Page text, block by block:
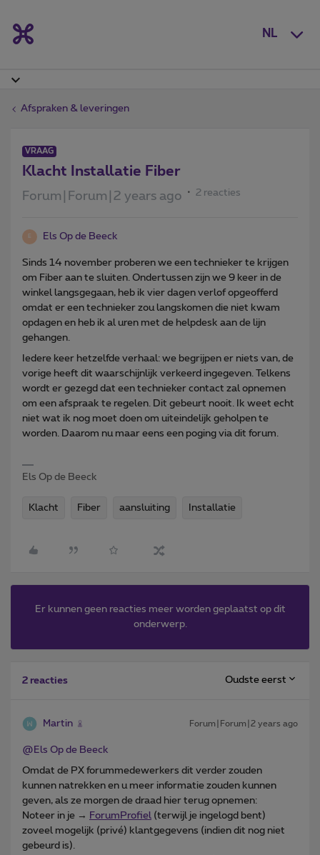
NL
Afspraken & leveringen
VRAAG
Klacht Installatie Fiber
Forum|Forum|2 years ago 2 reacties
E Els Op de Beeck
Sinds 14 november proberen we een technieker te krijgen
om Fiber aan te sluiten. Ondertussen zijn we 9 keer in de
winkel langsgegaan, heb ik vier dagen verlof opgeofferd
omdat er een technieker zou langskomen die niet kwam
opdagen en heb ik al uren met de helpdesk aan de lijn
gehangen.
Iedere keer hetzelfde verhaal: we begrijpen er niets van, de
vorige heeft dit waarschijnlijk verkeerd ingegeven. Telkens
wordt er gezegd dat een technieker contact zal opnemen
om een afspraak te regelen. Dit gebeurt nooit. Ik weet echt
niet wat ik nog moet doen om uiteindelijk geholpen te
worden. Daarom nu maar eens een poging via dit forum.
Els Op de Beeck
Klacht Fiber aansluiting Installatie
Er kunnen geen reacties meer worden geplaatst op dit
onderwerp.
2 reacties Oudste eerst
Martin Forum|Forum|2 years ago
@Els Op de Beeck
Omdat de PX forummedewerkers dit verder zouden
kunnen natrekken en u meer informatie zouden kunnen
geven, als ze morgen de draad hier terug opnemen:
Noteer in je → ForumProfiel (terwijl je ingelogd bent)
zoveel mogelijk (privé) klantgegevens (indien dit nog niet
gebeurd is).